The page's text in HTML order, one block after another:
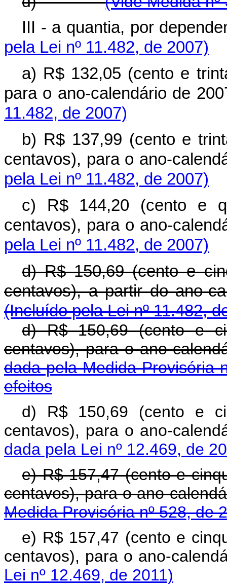
III - a quantia, por
pela Lei nº 11.482, de 2007)
a) R$ 132,05 (cento e
para o ano-
11.482, de 2007)
b) R$ 137,99 (cento e
centavos), para o
pela Lei nº 11.482, de 2007)
c) R$ 144,20 (cento e
centavos), para o
pela Lei nº 11.482, de 2007)
d) R$ 150,69 (cento e
centavos), a partir
(Incluído pela Lei nº 11.482,
d) R$ 150,69 (cento e
centavos), para o
dada pela Medida Provisória
efeitos
d) R$ 150,69 (cento e
centavos), para o
dada pela Lei nº 12.469, de
e) R$ 157,47 (cento e
centavos), para o ano-
Medida Provisória nº 528, de
e) R$ 157,47 (cento e
centavos), para o ano-
Lei nº 12.469, de 2011)